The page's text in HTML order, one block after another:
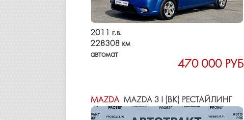
2011 г.в.
228308 км
автомат
470 000 РУБ
MAZDA MAZDA 3 I (BK) РЕСТАЙЛИНГ